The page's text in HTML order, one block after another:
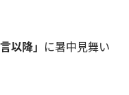
以降」
に暑中見舞い